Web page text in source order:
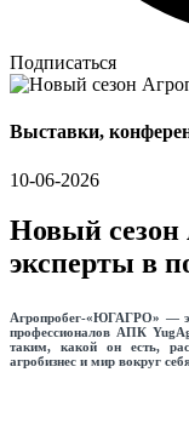
Подписаться
Выставки,
10-06-2026
Новый
эксперты в
Агропробег-«ЮГАГРО» —
профессионалов АПК
таким, какой он есть,
агробизнес и мир вокруг